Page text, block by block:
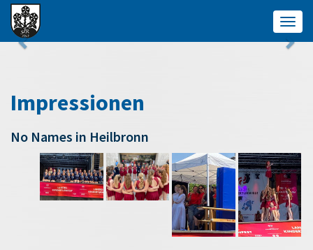
Impressionen
No Names in Heilbronn